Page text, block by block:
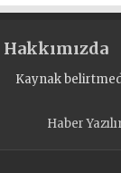
Hakkımızda
Kaynak
Haber